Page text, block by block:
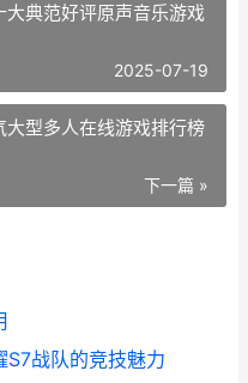
典范好评原声音乐游戏
2025-07-19
型多人在线游戏排行榜
下一篇 »
战队的竞技魅力